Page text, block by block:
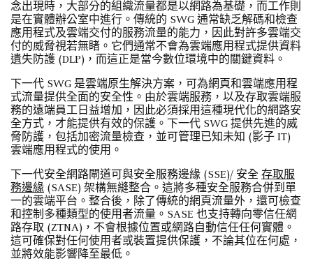
念出現時，大部分的組織流量都是以網路為基礎，而工作則
是在實體辦公室中進行。傳統的 SWG 通常缺乏解碼和檢查
應用程式及雲端交付的服務流量的能力，因此對許多雲端交
付的威脅視若無睹。它們通常不會為雲端應用程式提供資料
遺失防護 (DLP)，而這正是當今數位環境中的關鍵資料。
下一代 SWG 是雲端原生解決方案，可為網頁和雲端應用程
式流量提供全面的安全性。由於雲端服務，以及存取雲端服
務的遠端員工日益增加，因此必須採用這種現代化的網路安
全方式，才能提供有效的保護。下一代 SWG 提供先進的威
脅防護，包括加密流量檢查，並可管理已知未知 (影子 IT)
雲端應用程式的使用。
下一代安全網路閘道可與安全服務邊緣 (SSE)/ 安全 存取服
務邊緣 (SASE) 架構無縫整合。這將多種安全服務合併到單
一的雲端平台。整合後，除了傳統的網頁流量外，還可檢查
和控制多種類型的使用者流量。SASE 也支持轉向零信任網
路存取 (ZTNA)，不會根據位置或網路自動信任任何實體。
這可確保對任何使用者或裝置提供保護，不論其位在何處，
並將效能影響降至最低。